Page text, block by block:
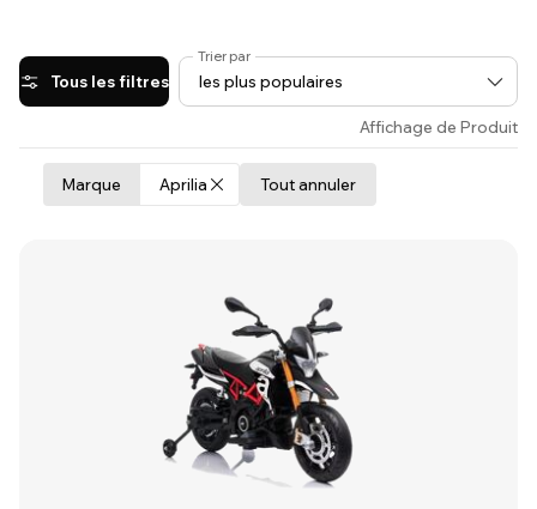
Tous les filtres
Trier par
Affichage de Produit
Tout annuler
Marque Aprilia